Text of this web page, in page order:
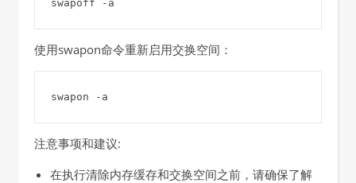
swapoff -a
使用swapon命令重新启用交换空间：
swapon -a
注意事项和建议:
在执行清除内存缓存和交换空间之前，请确保了解